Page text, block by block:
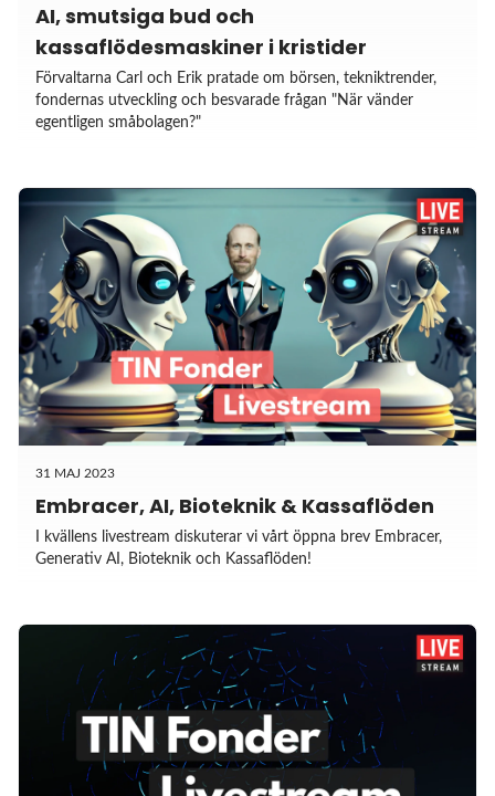
AI, smutsiga bud och
kassaflödesmaskiner i kristider
Förvaltarna Carl och Erik pratade om börsen, tekniktrender,
fondernas utveckling och besvarade frågan "När vänder
egentligen småbolagen?"
31 MAJ 2023
Embracer, AI, Bioteknik & Kassaflöden
I kvällens livestream diskuterar vi vårt öppna brev Embracer,
Generativ AI, Bioteknik och Kassaflöden!